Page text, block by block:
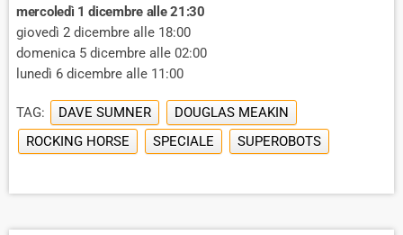
mercoledì 1 dicembre alle 21:30
giovedì 2 dicembre alle 18:00
domenica 5 dicembre alle 02:00
lunedì 6 dicembre alle 11:00
TAG: DAVE SUMNER
DOUGLAS MEAKIN
ROCKING HORSE
SPECIALE SUPEROBOTS